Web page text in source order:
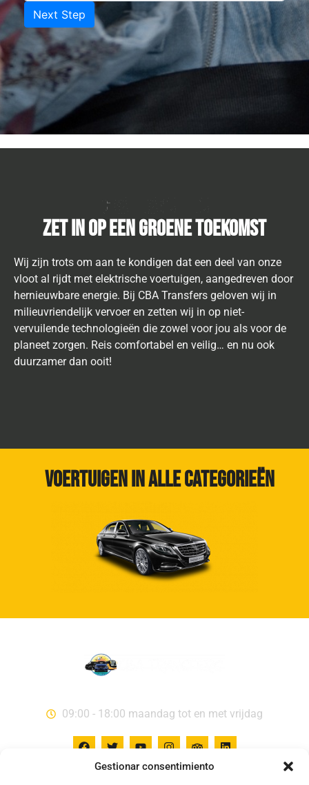
Gestionar consentimiento
CBA Transfers
zet in op een groene toekomst
Wij zijn trots om aan te kondigen dat een deel van onze
vloot al rijdt met elektrische voertuigen, aangedreven door
hernieuwbare energie. Bij CBA Transfers geloven wij in
milieuvriendelijk vervoer en zetten wij in op niet-
vervuilende technologieën die zowel voor jou als voor de
planeet zorgen. Reis comfortabel en veilig… en nu ook
duurzamer dan ooit!
Voertuigen in alle categorieën
09:00 - 18:00 maandag tot en met vrijdag